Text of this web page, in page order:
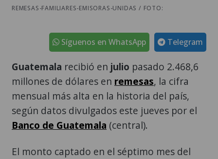
Síguenos en WhatsApp
Guatemalarecibió enjuliopasado 2.468,6
millones de dólares enremesas , la cifra
mensual más alta en la historia del país,
según datos divulgados este jueves por el
Banco de Guatemala (central).
El monto captado en el séptimo mes del
de dólares registrados en julio de 2025, e